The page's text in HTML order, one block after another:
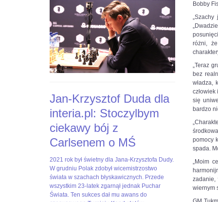
stoczylbym-
ciekawy-
boj-
z-
c,nId,5769580?
fbclid=IwAR3-
EpAj8Loyw1RAtFnOdtJ8JCBaeus-
Jan-Krzysztof Duda dla
interia.pl: Stoczylbym
ciekawy bój z
Carlsenem o MŚ
2021
rok
był
świetny
dla
Jan-
Krzysztof
Duda
dla
Interia.pl:
2021 rok był świetny dla Jana-Krzysztofa Dudy.
W grudniu Polak zdobył wicemistrzostwo
świata w szachach błyskawicznych. Przede
wszystkim 23-latek zgarnął jednak Puchar
Świata. Ten sukces dał mu awans do
Bobby
„Szachy
różni,
„Teraz
bez
władza,
się
bardzo
pomocy
spada.
„Moim
zadanie,
wiernym